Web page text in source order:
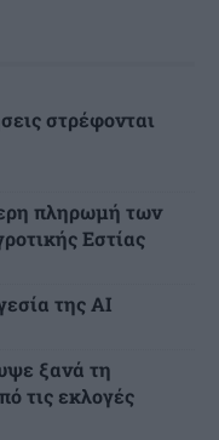
στρέφονται
πληρωμή των
Εστίας
της AI
ξανά τη
τις εκλογές